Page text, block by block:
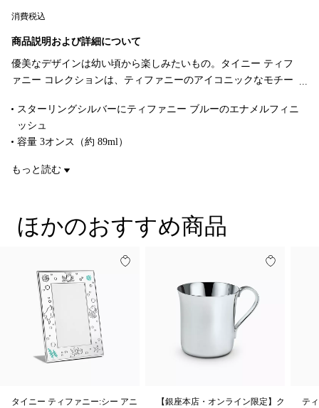
消費税込
商品説明および詳細について
優美なデザインは幼い頃から楽しみたいもの。タイニー ティフ
ァニー コレクションは、ティファニーのアイコニックなモチー
目を彩ります。スターリングシルバーで作り上げたベビー カッ
プは、心のこもったギフトとしても、ベビーの成長の記念品と
してもふさわしいアイテムです。
スターリングシルバーにティファニー ブルーのエナメルフィニ
ッシュ
容量 3オンス（約 89ml）
電子レンジ使用不可
るアイテムです。
商品番号:72172574
もっと読む
ほかのおすすめ商品
タイニー ティファニー:シー アニ
【銀座本店・オンライン限定】ク
テ